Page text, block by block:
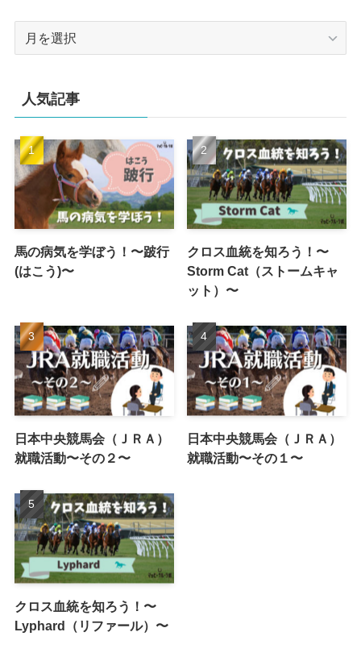
ブ
人気記事
馬の病気を学ぼう！〜跛行
(はこう)〜
クロス血統を知ろう！〜
Storm Cat（ストームキャ
ット）〜
日本中央競馬会（ＪＲＡ）
就職活動〜その２〜
日本中央競馬会（ＪＲＡ）
就職活動〜その１〜
クロス血統を知ろう！〜
Lyphard（リファール）〜